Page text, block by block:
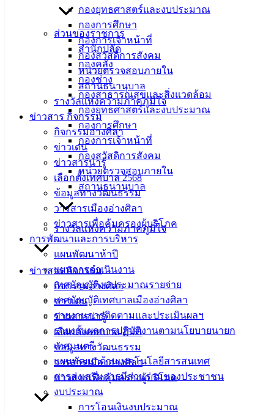
กองยุทธศาสตร์และงบประมาณ
กองการศึกษา
กองการเจ้าหน้าที่
กองสวัสดิการสังคม
หน่วยตรวจสอบภายใน
สถานธนานุบาล
รางวัลแห่งความภาคภูมิใจ
ข่าวสาร กิจกรรม
กิจกรรมอ่างศิลา
ข่าวเด่น
ข่าวสารน่ารู้
เลือกตั้งเทศบาล 2568
ข้อมูลทางวัฒนธรรม
วารสารเมืองอ่างศิลา
ข่าวสารเพื่อคุ้มครองผู้บริโภค
การพัฒนาและการบริหาร
แผนพัฒนาห้าปี
แผนการดำเนินงาน
เทศบัญญัติงบประมาณรายจ่าย
เทศบัญญัติเทศบาลเมืองอ่างศิลา
รายงานการติดตามและประเมินผลฯ
รายงานผลการปฏิบัติงานตามนโยบายนายก
เทศมนตรี
แผนพัฒนาด้านเทคโนโลยีสารสนเทศ
การส่งเสริมการมีส่วนร่วมของประชาชน
งบประมาณ
การโอนเงินงบประมาณ
ส่วนของราชการ
สำนักปลัด
กองคลัง
กองช่าง
กองสาธารณสุขและสิ่งแวดล้อม
กองยุทธศาสตร์และงบประมาณ
กองการศึกษา
กองการเจ้าหน้าที่
กองสวัสดิการสังคม
หน่วยตรวจสอบภายใน
สถานธนานุบาล
รางวัลแห่งความภาคภูมิใจ
ข่าวสาร กิจกรรม
กิจกรรมอ่างศิลา
ข่าวเด่น
ข่าวสารน่ารู้
เลือกตั้งเทศบาล 2568
ข้อมูลทางวัฒนธรรม
วารสารเมืองอ่างศิลา
ข่าวสารเพื่อคุ้มครองผู้บริโภค
เทศบาลเมือง
อ.เมือง จ.ชลบุรี
ติดต่อ :038-
142-100-104
บริการ
ประชาชน
ดาวน์โหลด
แบบ
ฟอร์ม,
เอกสาร
คู่มือ
สำหรับ
ประชาชน/
คู่มือการ
ปฏิบัติ
งาน
ข่าวสาร
น่ารู้
ศุนย์